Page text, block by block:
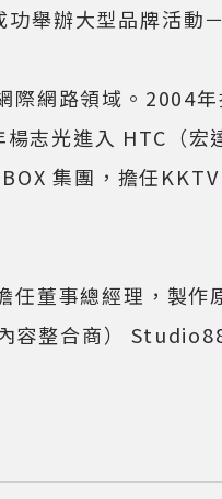
舉辦大型品牌活動
網路領域。2004年
志光進入 HTC（宏
集團，擔任
董事總經理，製作
整合商）